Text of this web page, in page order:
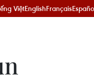
ViệtEnglishFrançais